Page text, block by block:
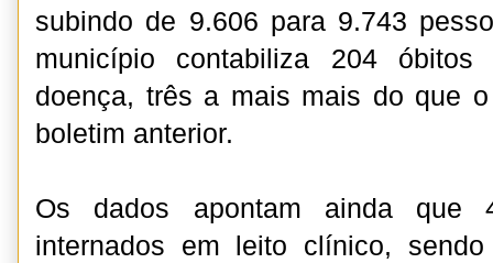
subindo de 9.606 para 9.743
município contabiliza 204
doença, três a mais mais do que
boletim anterior.
Os dados apontam ainda que
internados em leito clínico,